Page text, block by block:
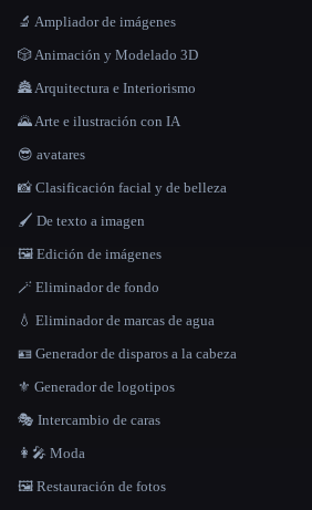
🔬 Ampliador de imágenes
🎲 Animación y Modelado 3D
🏯 Arquitectura e Interiorismo
🌄 Arte e ilustración con IA
😎 avatares
📸 Clasificación facial y de belleza
🖌️ De texto a imagen
🖼️ Edición de imágenes
🪄 Eliminador de fondo
💧 Eliminador de marcas de agua
🪪 Generador de disparos a la cabeza
⚜️ Generador de logotipos
🎭 Intercambio de caras
👩‍🎤 Moda
🖼️ Restauración de fotos